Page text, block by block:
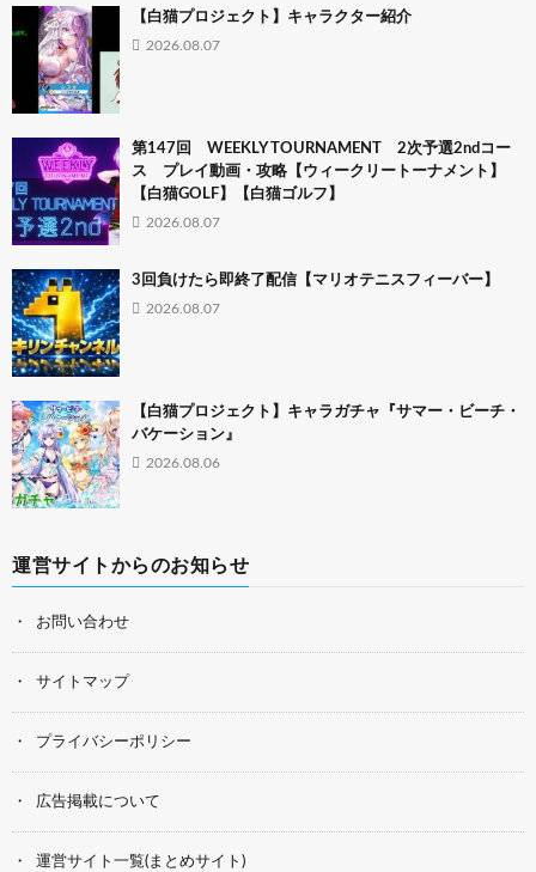
【白猫プロジェクト】キャラクター紹介
2026.08.07
第147回 WEEKLY TOURNAMENT 2次予選2ndコー
ス プレイ動画・攻略【ウィークリートーナメント】
【白猫GOLF】【白猫ゴルフ】
2026.08.07
3回負けたら即終了配信【マリオテニスフィーバー】
2026.08.07
【白猫プロジェクト】キャラガチャ『サマー・ビーチ・
バケーション』
2026.08.06
運営サイトからのお知らせ
お問い合わせ
サイトマップ
プライバシーポリシー
広告掲載について
運営サイト一覧(まとめサイト)